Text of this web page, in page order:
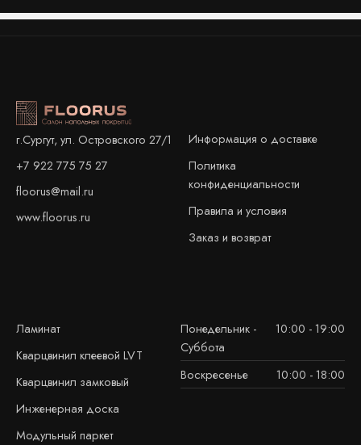
г.Сургут, ул. Островского 27/1
+7 922 775 75 27
floorus@mail.ru
www.floorus.ru
Информация о доставке
Политика
конфиденциальности
Правила и условия
Заказ и возврат
Ламинат
Кварцвинил клеевой LVT
Кварцвинил замковый
Инженерная доска
Модульный паркет
Понедельник -
Суббота
10:00 - 19:00
Воскресенье 10:00 - 18:00